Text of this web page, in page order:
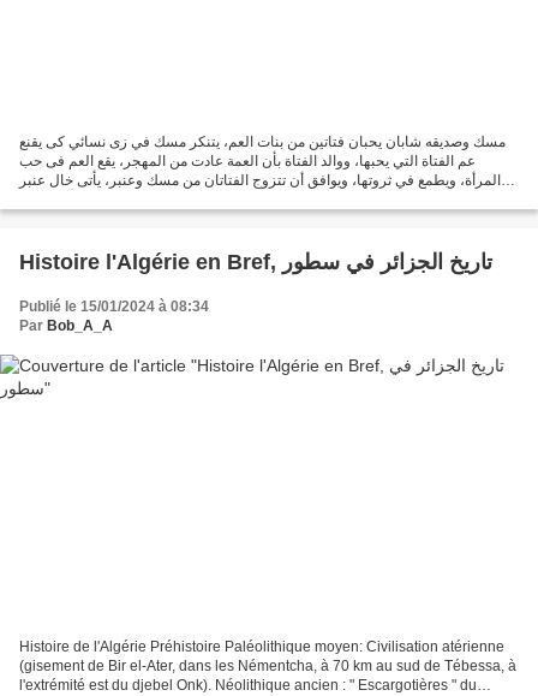
مسك وصديقه شابان يحبان فتاتين من بنات العم، يتنكر مسك في زى نسائي كى يقنع
عم الفتاة التي يحبها، ووالد الفتاة بأن العمة عادت من المهجر، يقع العم فى حب
المرأة، ويطمع في ثروتها، ويوافق أن تتزوج الفتاتان من مسك وعنبر، يأتى خال عنبر
Histoire l'Algérie en Bref, تاريخ الجزائر في سطور
Publié le 15/01/2024 à 08:34
Par Bob_A_A
Histoire de l'Algérie Préhistoire Paléolithique moyen: Civilisation atérienne
(gisement de Bir el-Ater, dans les Némentcha, à 70 km au sud de Tébessa, à
l'extrémité est du djebel Onk). Néolithique ancien : " Escargotières " du